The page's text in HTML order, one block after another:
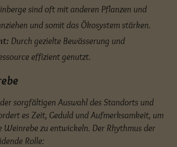
sind oft mit anderen Pflanzen und
und somit das Ökosystem stärken.
Durch gezielte Bewässerung und
effizient genutzt.
sorgfältigen Auswahl des Standorts und
es Zeit, Geduld und Aufmerksamkeit, um
zu entwickeln. Der Rhythmus der
Rolle: